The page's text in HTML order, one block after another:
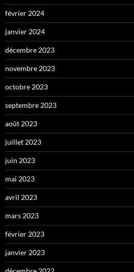
février 2024
janvier 2024
décembre 2023
novembre 2023
octobre 2023
septembre 2023
août 2023
juillet 2023
juin 2023
mai 2023
avril 2023
mars 2023
février 2023
janvier 2023